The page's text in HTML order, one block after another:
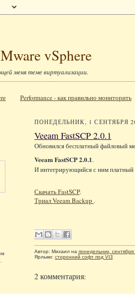
vSphere
меня теме виртуализации.
Performance - как правильно мониторить
ПОНЕДЕЛЬНИК, 1 СЕНТЯБРЯ
Veeam FastSCP 2.0.1
Обновился бесплатный файловый
Veeam FastSCP 2.0.1.
И интегрирующийся с ним платный
Скачать FastSCP.
Триал Veeam Backup .
Автор: Михаил на понедельник,
Ярлыки: сторонний софт под VI3
2 комментария: